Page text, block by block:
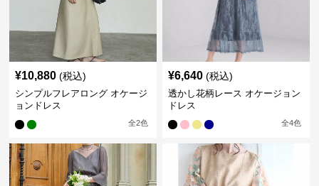
¥10,880 (税込)
シンプルフレアロング オケージ
ョンドレス
全2色
¥6,640 (税込)
透かし花柄レース オケージョン
ドレス
全4色